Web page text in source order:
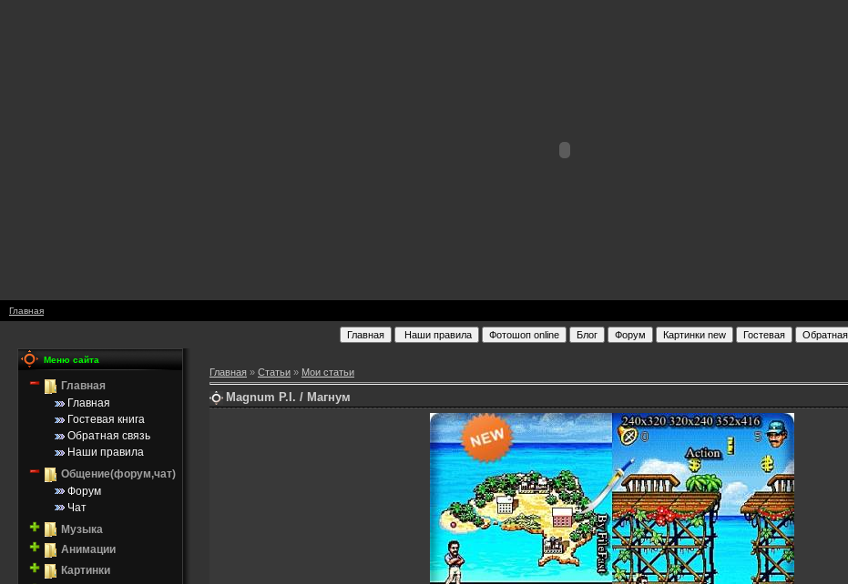
Главная
Меню сайта
Главная
Главная
Гостевая книга
Обратная связь
Наши правила
Общение(форум,чат)
Форум
Чат
Музыка
Анимации
Картинки
Главная » Статьи » Мои статьи
Magnum P.I. / Магнум